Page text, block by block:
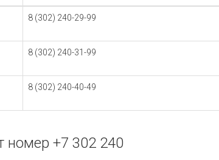
8 (302) 240-29-99
8 (302) 240-31-99
8 (302) 240-40-49
номер +7 302 240